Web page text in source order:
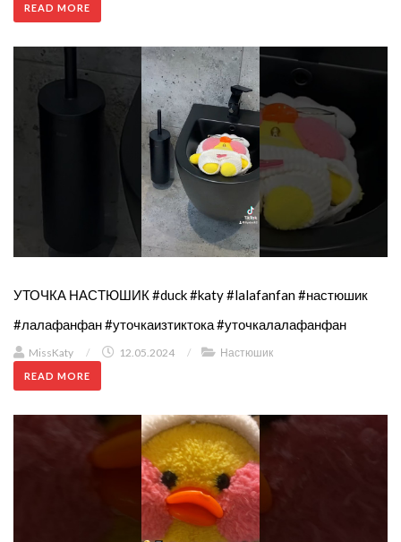
READ MORE
УТОЧКА НАСТЮШИК #duck #katy #lalafanfan #настюшик
#лалафанфан #уточкаизтиктока #уточкалалафанфан
MissKaty / 12.05.2024 / Настюшик
READ MORE